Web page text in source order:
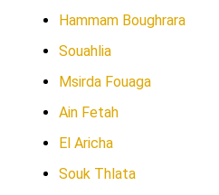
Hammam Boughrara
Souahlia
Msirda Fouaga
Ain Fetah
El Aricha
Souk Thlata